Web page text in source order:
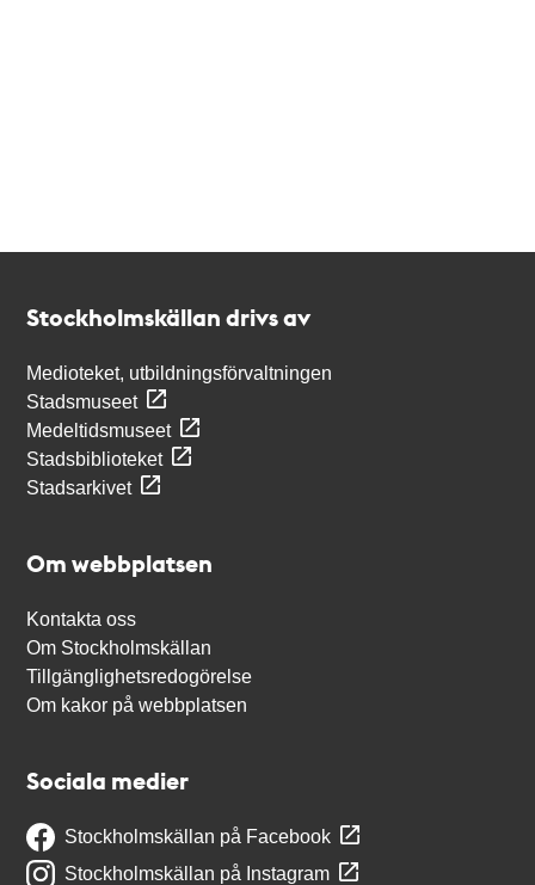
Stockholmskällan drivs av
Medioteket, utbildningsförvaltningen
Stadsmuseet
Medeltidsmuseet
Stadsbiblioteket
Stadsarkivet
Om webbplatsen
Kontakta oss
Om Stockholmskällan
Tillgänglighetsredogörelse
Om kakor på webbplatsen
Sociala medier
Stockholmskällan på Facebook
Stockholmskällan på Instagram